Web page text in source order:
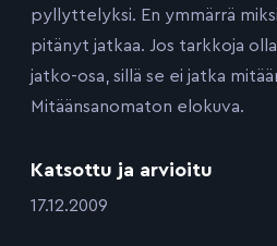
pyllyttelyksi. En ymmärrä
pitänyt jatkaa. Jos tarkkoja
jatko-osa, sillä se ei jatka
Mitäänsanomaton elokuva.
Katsottu ja arvioitu
:17.12.2009